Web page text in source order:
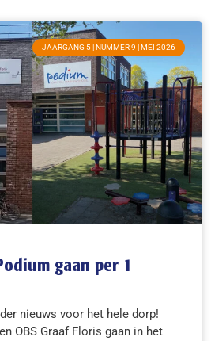
JAARGANG 5 | NUMMER 9 | MEI 2026
gaan per 1
nieuws voor het hele dorp!
OBS Graaf Floris gaan in het